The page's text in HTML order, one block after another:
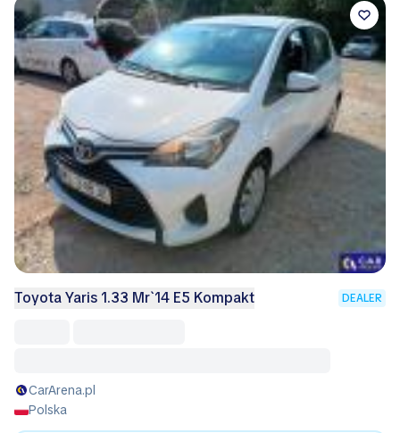
Toyota Yaris 1.33 Mr`14 E5 Kompakt DEALER
CarArena.pl
Polska